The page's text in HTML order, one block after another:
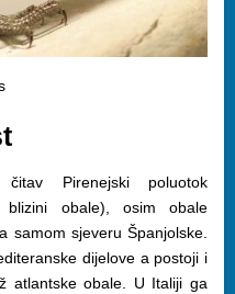
Pirenejski poluotok
obale), osim obale
samom sjeveru Španjolske.
dijelove a postoji i
atlantske obale. U Italiji ga